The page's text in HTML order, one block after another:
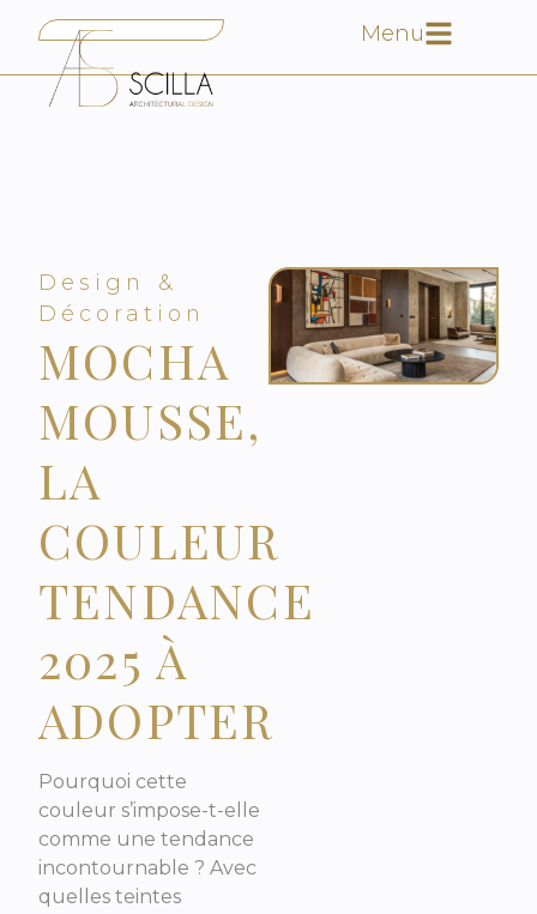
Menu
Design &
Décoration
MOCHA
MOUSSE,
LA
COULEUR
TENDANCE
2025 À
ADOPTER
Pourquoi cette
couleur s’impose-t-elle
comme une tendance
incontournable ? Avec
quelles teintes